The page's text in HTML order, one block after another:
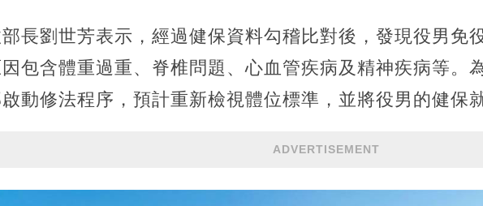
長劉世芳表示，經過健保資料勾稽比對後，發現役男免
包含體重過重、脊椎問題、心血管疾病及精神疾病等。
啟動修法程序，預計重新檢視體位標準，並將役男的健保
ADVERTISEMENT